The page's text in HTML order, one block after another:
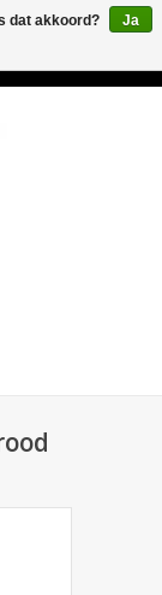
dat akkoord?
Ja